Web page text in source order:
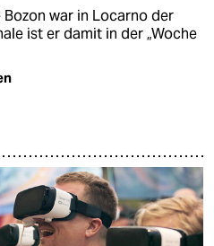
Bozon war in Locarno der
ist er damit in der „Woche